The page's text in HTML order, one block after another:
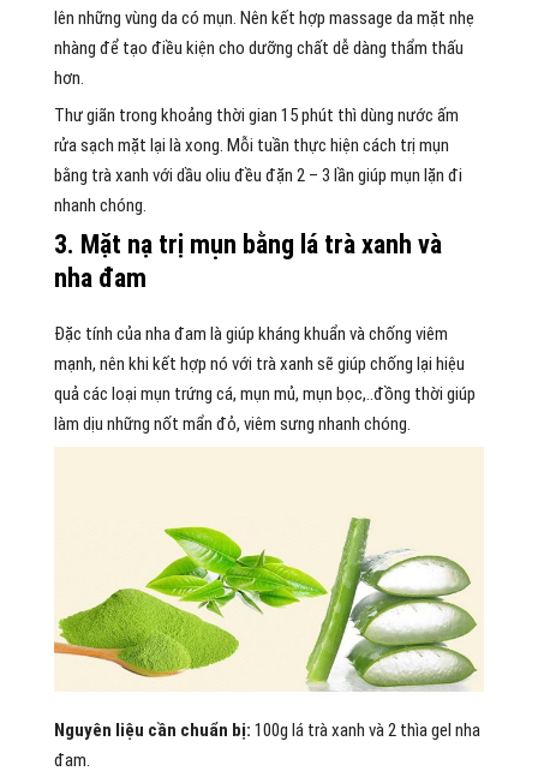
lên những vùng da có mụn. Nên kết hợp massage da mặt nhẹ
nhàng để tạo điều kiện cho dưỡng chất dễ dàng thẩm thấu
hơn.
Thư giãn trong khoảng thời gian 15 phút thì dùng nước ấm
rửa sạch mặt lại là xong. Mỗi tuần thực hiện cách trị mụn
bằng trà xanh với dầu oliu đều đặn 2 – 3 lần giúp mụn lặn đi
nhanh chóng.
3. Mặt nạ trị mụn bằng lá trà xanh và
nha đam
Đặc tính của nha đam là giúp kháng khuẩn và chống viêm
mạnh, nên khi kết hợp nó với trà xanh sẽ giúp chống lại hiệu
quả các loại mụn trứng cá, mụn mủ, mụn bọc,..đồng thời giúp
làm dịu những nốt mẩn đỏ, viêm sưng nhanh chóng.
Nguyên liệu cần chuẩn bị: 100g lá trà xanh và 2 thìa gel nha
đam.